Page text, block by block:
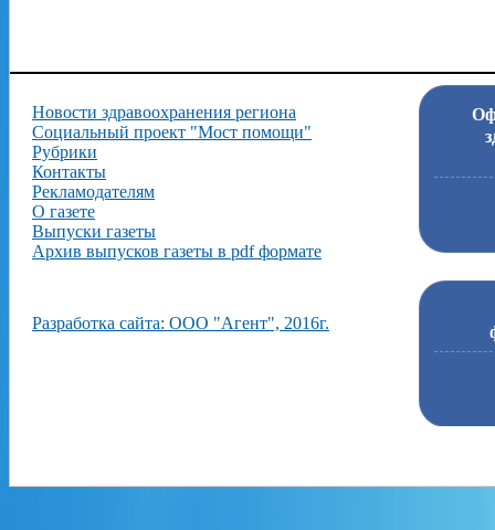
Новости здравоохранения региона
Социальный проект "Мост помощи"
Рубрики
Контакты
Рекламодателям
О газете
Выпуски газеты
Архив выпусков газеты в pdf формате
Разработка сайта: ООО "Агент", 2016г.